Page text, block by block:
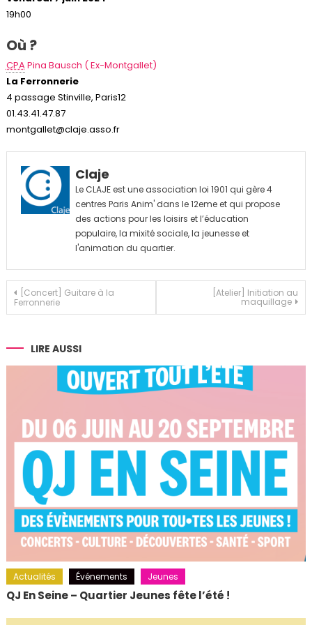
19h00
Où ?
CPAPina Bausch ( Ex-Montgallet)
La Ferronnerie
4 passage Stinville, Paris12
01.43.41.47.87
montgallet@claje.asso.fr
Claje
Le CLAJE est une association loi 1901 qui gère 4
centres Paris Anim' dans le 12eme et qui propose
des actions pour les loisirs et l’éducation
populaire, la mixité sociale, la jeunesse et
l'animation du quartier.
Navigation
de
l’article
[Concert] Guitare à la
Ferronnerie
[Atelier] Initiation au
maquillage
LIRE AUSSI
Actualités Événements Jeunes
QJ En Seine – Quartier Jeunes fête l’été !